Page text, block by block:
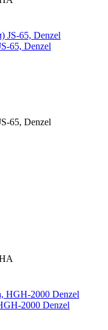
65, Denzel
65, Denzel
2000 Denzel